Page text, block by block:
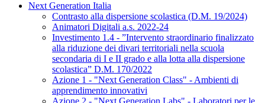
Next Generation Italia
Contrasto alla dispersione scolastica (D.M. 19/2024)
Animatori Digitali a.s. 2022-24
Investimento 1.4 - ”Intervento straordinario finalizzato
alla riduzione dei divari territoriali nella scuola
secondaria di I e II grado e alla lotta alla dispersione
scolastica” D.M. 170/2022
Azione 1 - "Next Generation Class" - Ambienti di
apprendimento innovativi